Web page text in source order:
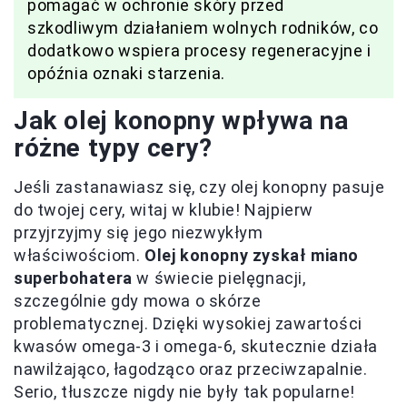
pomagać w ochronie skóry przed
szkodliwym działaniem wolnych rodników, co
dodatkowo wspiera procesy regeneracyjne i
opóźnia oznaki starzenia.
Jak olej konopny wpływa na
różne typy cery?
Jeśli zastanawiasz się, czy olej konopny pasuje
do twojej cery, witaj w klubie! Najpierw
przyjrzyjmy się jego niezwykłym
właściwościom. Olej konopny zyskał miano
superbohatera w świecie pielęgnacji,
szczególnie gdy mowa o skórze
problematycznej. Dzięki wysokiej zawartości
kwasów omega-3 i omega-6, skutecznie działa
nawilżająco, łagodząco oraz przeciwzapalnie.
Serio, tłuszcze nigdy nie były tak popularne!